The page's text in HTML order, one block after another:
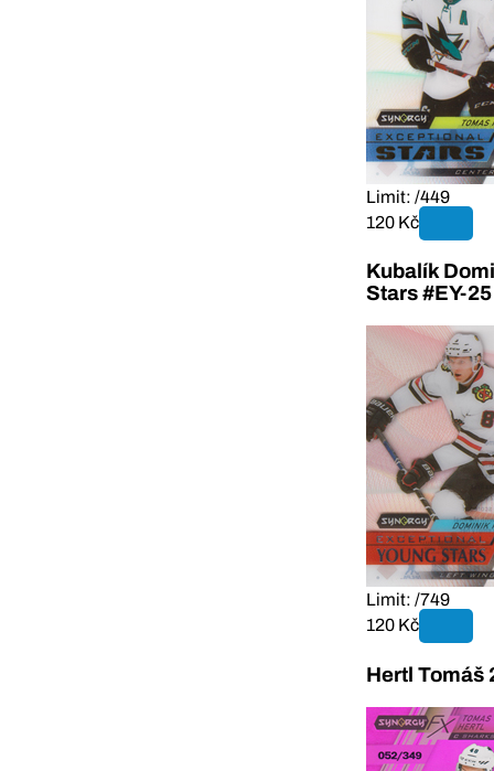
Limit: /449
120 Kč
Kubalík
Stars #EY-25
Limit: /749
120 Kč
Hertl Tomáš